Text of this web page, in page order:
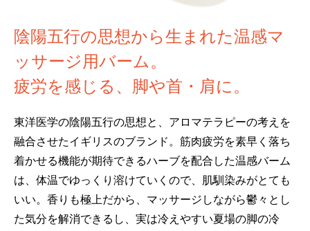
陰陽五行の思想から生まれた温感マ
ッサージ用バーム。
疲労を感じる、脚や首・肩に。
東洋医学の陰陽五行の思想と、アロマテラピーの考えを
融合させたイギリスのブランド。筋肉疲労を素早く落ち
着かせる機能が期待できるハーブを配合した温感バーム
は、体温でゆっくり溶けていくので、肌馴染みがとても
いい。香りも極上だから、マッサージしながら鬱々とし
た気分を解消できるし、実は冷えやすい夏場の脚の冷